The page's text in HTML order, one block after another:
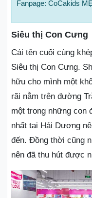
Fanpage: CoCakids
Siêu thị Con Cưng
Cái tên cuối cùng
Siêu thị Con Cưng.
hữu cho mình một
rãi nằm trên đường
một trong những con
nhất tại Hải Dương
đến. Đồng thời cũng
nên đã thu hút được